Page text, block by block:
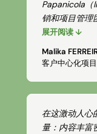
Papanicola（
销和项目管理
面。现已培训
每次新培训都
于了解团队的
展开阅读 ↓
Malika
客户中心化项
在这激动人心
量：内容丰富